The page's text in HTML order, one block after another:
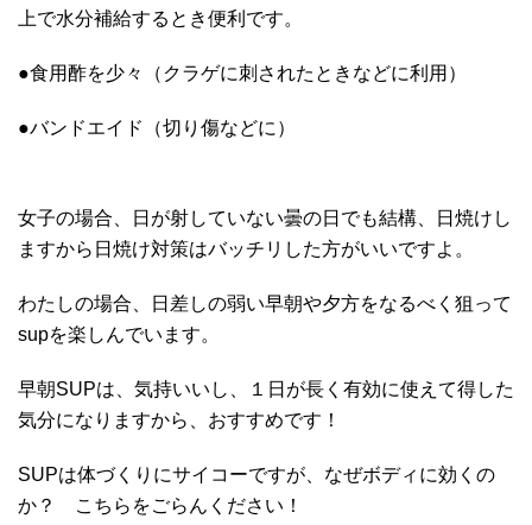
上で水分補給するとき便利です。
●食用酢を少々（クラゲに刺されたときなどに利用）
●バンドエイド（切り傷などに）
女子の場合、日が射していない曇の日でも結構、日焼けし
ますから日焼け対策はバッチリした方がいいですよ。
わたしの場合、日差しの弱い早朝や夕方をなるべく狙って
supを楽しんでいます。
早朝SUPは、気持いいし、１日が長く有効に使えて得した
気分になりますから、おすすめです！
SUPは体づくりにサイコーですが、なぜボディに効くの
か？ こちらをごらんください！